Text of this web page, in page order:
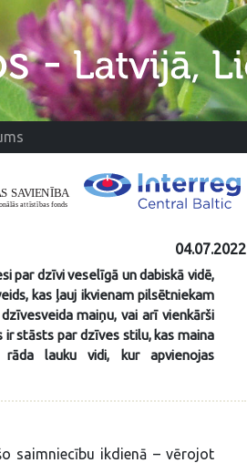
04.07.2022
par dzīvi veselīgā un dabiskā vidē,
kas ļauj ikvienam pilsētniekam
maiņu, vai arī vienkārši
ir stāsts par dzīves stilu, kas maina
lauku vidi, kur apvienojas
saimniecību ikdienā – vērojot